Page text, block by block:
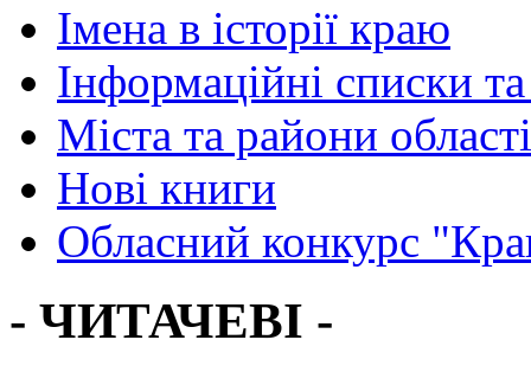
Імена в історії краю
Інформаційні списки
Міста та райони області
Нові книги
Обласний конкурс
- ЧИТАЧЕВІ -